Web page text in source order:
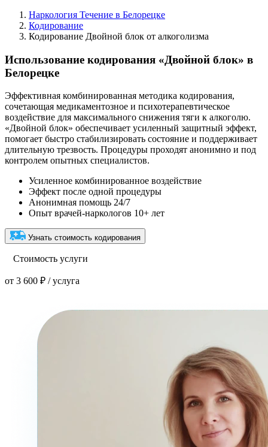
Наркология Течение в Белорецке
Кодирование
Кодирование Двойной блок от алкоголизма
Использование кодирования «Двойной блок» в
Белорецке
Эффективная комбинированная методика кодирования,
сочетающая медикаментозное и психотерапевтическое
воздействие для максимального снижения тяги к алкоголю.
«Двойной блок» обеспечивает усиленный защитный эффект,
помогает быстро стабилизировать состояние и поддерживает
длительную трезвость. Процедуры проходят анонимно и под
контролем опытных специалистов.
Усиленное комбинированное воздействие
Эффект после одной процедуры
Анонимная помощь 24/7
Опыт врачей-наркологов 10+ лет
Узнать стоимость кодирования
Стоимость услуги
от 3 600 ₽ / услуга